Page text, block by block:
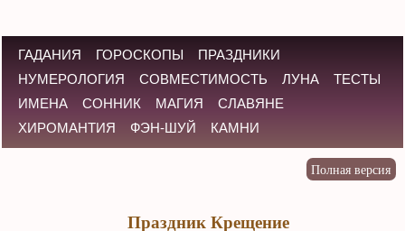
ГАДАНИЯ ГОРОСКОПЫ
ПРАЗДНИКИ
НУМЕРОЛОГИЯ
СОВМЕСТИМОСТЬ ЛУНА
ТЕСТЫ
ИМЕНА
СОННИК МАГИЯ
СЛАВЯНЕ
ХИРОМАНТИЯ
ФЭН-ШУЙ КАМНИ
Праздник Крещение